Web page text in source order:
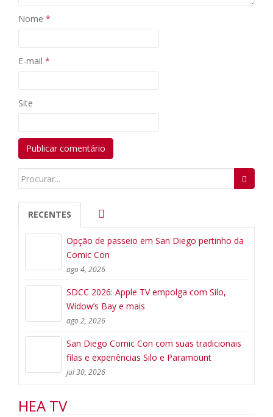
Nome *
E-mail *
Site
Search
RECENTES
Opção de passeio em San Diego pertinho da
Comic Con
ago 4, 2026
SDCC 2026: Apple TV empolga com Silo,
Widow’s Bay e mais
ago 2, 2026
San Diego Comic Con com suas tradicionais
filas e experiências Silo e Paramount
jul 30, 2026
HEA TV